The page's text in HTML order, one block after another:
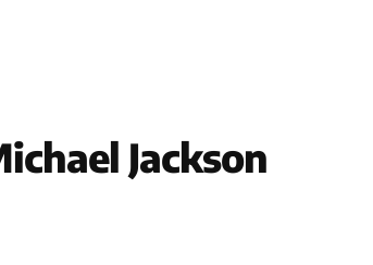
Jackson